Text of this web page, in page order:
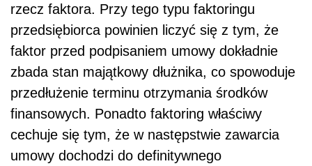
rzecz faktora. Przy tego typu faktoringu
przedsiębiorca powinien liczyć się z tym, że
faktor przed podpisaniem umowy dokładnie
zbada stan majątkowy dłużnika, co spowoduje
przedłużenie terminu otrzymania środków
finansowych. Ponadto faktoring właściwy
cechuje się tym, że w następstwie zawarcia
umowy dochodzi do definitywnego